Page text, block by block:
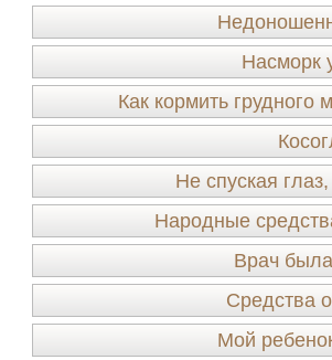
Насморк
Как кормить
Не спуская
Народные
Врач
Средства
Мой